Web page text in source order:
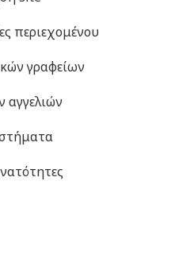
περιεχομένου
γραφείων
αγγελιών